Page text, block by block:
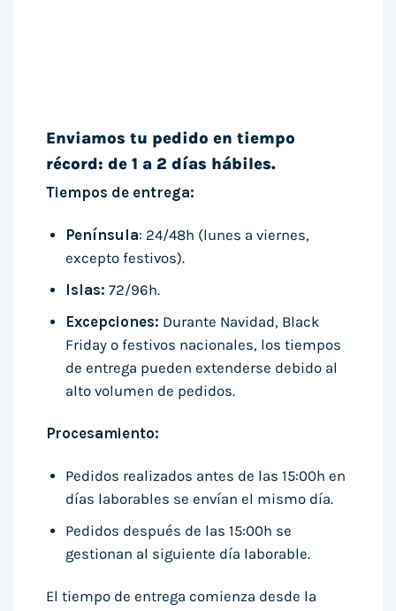
Enviamos tu pedido en tiempo
récord: de 1 a 2 días hábiles.
Tiempos de entrega:
Península: 24/48h (lunes a viernes,
excepto festivos).
Islas: 72/96h.
Excepciones: Durante Navidad, Black
Friday o festivos nacionales, los tiempos
de entrega pueden extenderse debido al
alto volumen de pedidos.
Procesamiento:
Pedidos realizados antes de las 15:00h en
días laborables se envían el mismo día.
Pedidos después de las 15:00h se
gestionan al siguiente día laborable.
El tiempo de entrega comienza desde la